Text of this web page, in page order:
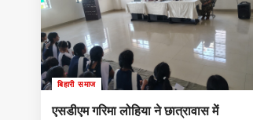
बिहारी समाज
एसडीएम गरिमा लोहिया ने छात्रावास में